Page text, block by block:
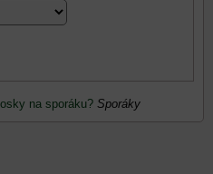
na sporáku? Sporáky